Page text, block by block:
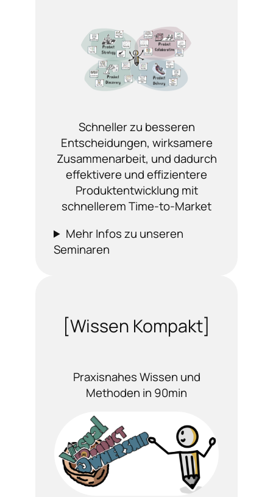
Schneller zu besseren
Entscheidungen, wirksamere
Zusammenarbeit, und dadurch
effektivere und effizientere
Produktentwicklung mit
schnellerem Time-to-Market
Mehr Infos zu unseren
Seminaren
[Wissen Kompakt]
Praxisnahes Wissen und
Methoden in 90min